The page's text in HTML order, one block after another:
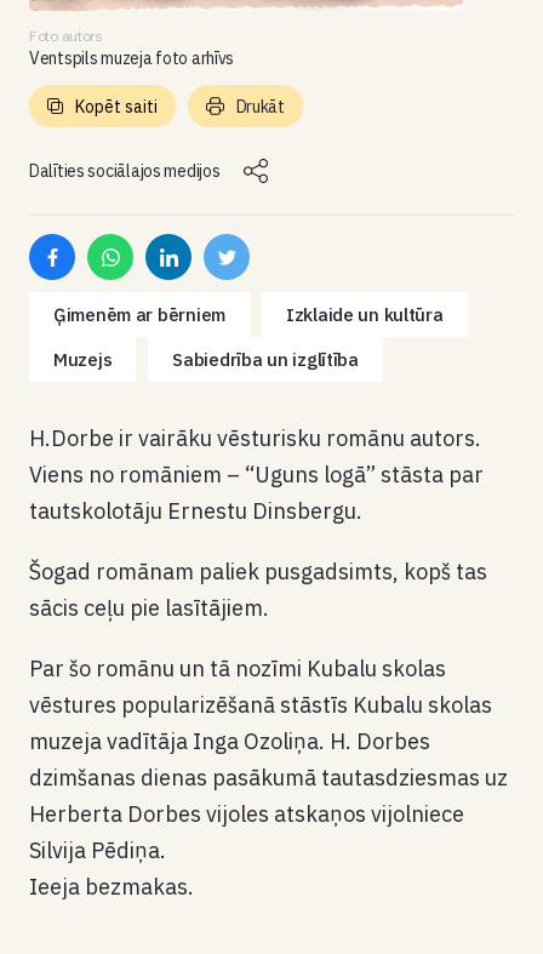
Foto autors
Ventspils muzeja foto arhīvs
Dalīties sociālajos medijos
Kopēt saiti Drukāt
Ģimenēm ar bērniem
Izklaide un kultūra
Muzejs
Sabiedrība un izglītība
H.Dorbe ir vairāku vēsturisku romānu autors.
Viens no romāniem – “Uguns logā” stāsta par
tautskolotāju Ernestu Dinsbergu.
Šogad romānam paliek pusgadsimts, kopš tas
sācis ceļu pie lasītājiem.
Par šo romānu un tā nozīmi Kubalu skolas
vēstures popularizēšanā stāstīs Kubalu skolas
muzeja vadītāja Inga Ozoliņa. H. Dorbes
dzimšanas dienas pasākumā tautasdziesmas uz
Herberta Dorbes vijoles atskaņos vijolniece
Silvija Pēdiņa.
Ieeja bezmakas.